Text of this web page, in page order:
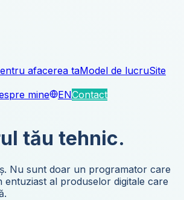
afacerea taModel de lucruSite
mine ENContact
tău tehnic.
Nu sunt doar un programator care
entuziast al produselor digitale care